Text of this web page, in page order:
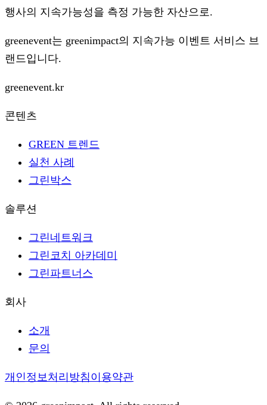
행사의 지속가능성을 측정 가능한 자산으로.
greenevent는 greenimpact의 지속가능 이벤트 서비스 브
랜드입니다.
greenevent.kr
콘텐츠
GREEN 트렌드
실천 사례
그린박스
솔루션
그린네트워크
그린코치 아카데미
그린파트너스
회사
소개
문의
개인정보처리방침이용약관